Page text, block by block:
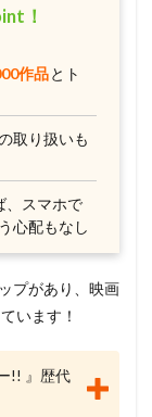
！
作品とト
取り扱いも
、スマホで
心配もなし
プがあり、映画
います！
!! 』歴代